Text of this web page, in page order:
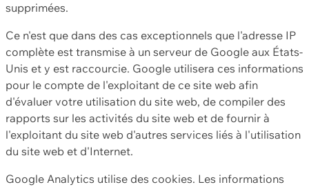
supprimées.
Ce n'est que dans des cas exceptionnels que l'adresse IP
complète est transmise à un serveur de Google aux États-
Unis et y est raccourcie. Google utilisera ces informations
pour le compte de l'exploitant de ce site web afin
d'évaluer votre utilisation du site web, de compiler des
rapports sur les activités du site web et de fournir à
l'exploitant du site web d'autres services liés à l'utilisation
du site web et d'Internet.
Google Analytics utilise des cookies. Les informations